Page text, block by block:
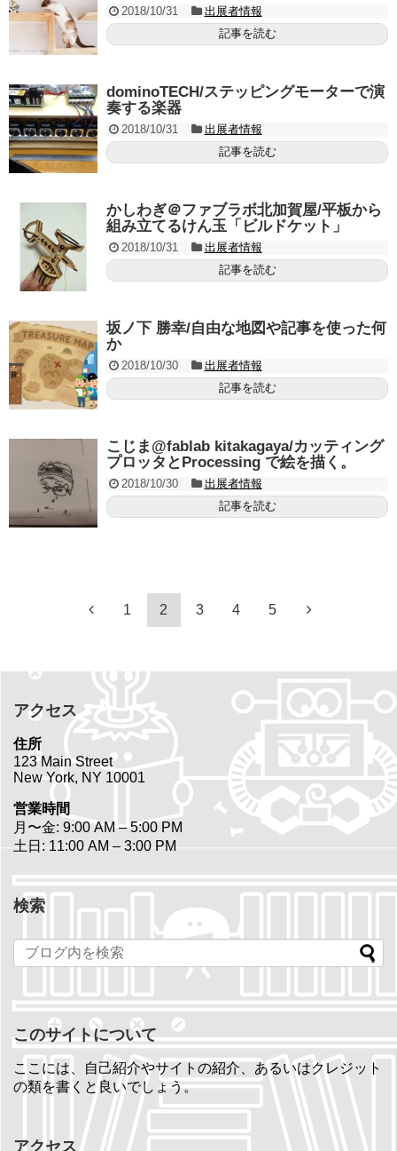
2018/10/31
出展者情報
記事を読む
dominoTECH/ステッピングモーターで演
奏する楽器
2018/10/31
出展者情報
記事を読む
かしわぎ＠ファブラボ北加賀屋/平板から
組み立てるけん玉「ビルドケット」
2018/10/31
出展者情報
記事を読む
坂ノ下 勝幸/自由な地図や記事を使った何
か
2018/10/30
出展者情報
記事を読む
こじま@fablab kitakagaya/カッティング
プロッタとProcessing で絵を描く。
2018/10/30
出展者情報
記事を読む
1 2 3 4 5
アクセス
住所
123 Main Street
New York, NY 10001
営業時間
月〜金: 9:00 AM – 5:00 PM
土日: 11:00 AM – 3:00 PM
検索
このサイトについて
ここには、自己紹介やサイトの紹介、あるいはクレジット
の類を書くと良いでしょう。
アクセス